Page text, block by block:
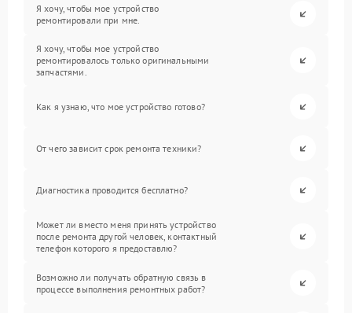
Я хочу, чтобы мое устройство
ремонтировали при мне.
Я хочу, чтобы мое устройство
ремонтировалось только оригинальными
запчастями.
Как я узнаю, что мое устройство готово?
От чего зависит срок ремонта техники?
Диагностика проводится бесплатно?
Может ли вместо меня принять устройство
после ремонта другой человек, контактный
телефон которого я предоставлю?
Возможно ли получать обратную связь в
процессе выполнения ремонтных работ?